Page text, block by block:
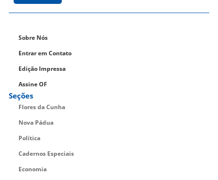
Sobre Nós
Entrar em Contato
Edição Impressa
Assine OF
Seções
Flores da Cunha
Nova Pádua
Política
Cadernos Especiais
Economia